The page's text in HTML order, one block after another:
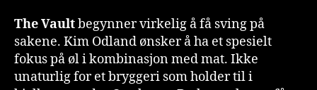
The Vaultbegynner virkelig å få sving på
sakene. Kim Odland ønsker å ha et spesielt
fokus på øl i kombinasjon med mat. Ikke
unaturlig for et bryggeri som holder til i